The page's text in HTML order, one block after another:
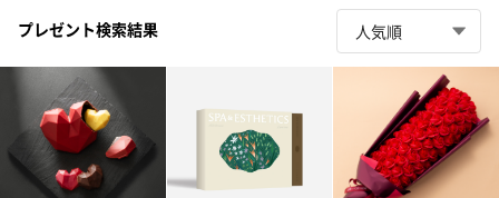
プレゼント検索結果